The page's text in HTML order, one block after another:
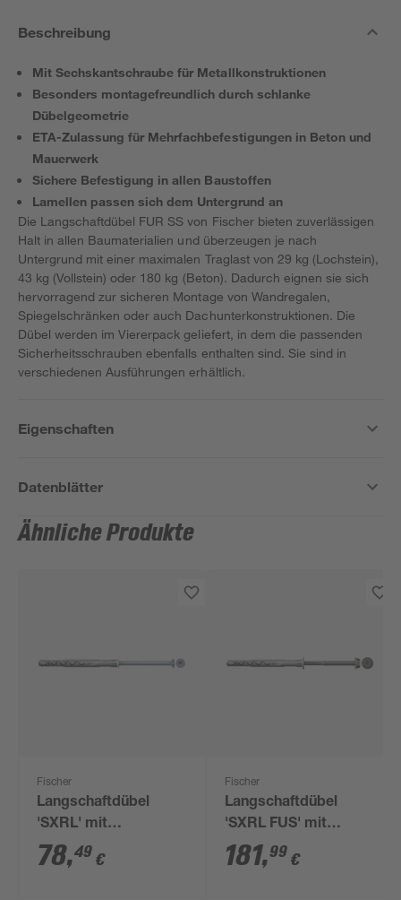
Beschreibung
Mit Sechskantschraube für Metallkonstruktionen
Besonders montagefreundlich durch schlanke
Dübelgeometrie
ETA-Zulassung für Mehrfachbefestigungen in Beton und
Mauerwerk
Sichere Befestigung in allen Baustoffen
Lamellen passen sich dem Untergrund an
Die Langschaftdübel FUR SS von Fischer bieten zuverlässigen
Halt in allen Baumaterialien und überzeugen je nach
Untergrund mit einer maximalen Traglast von 29 kg (Lochstein),
43 kg (Vollstein) oder 180 kg (Beton). Dadurch eignen sie sich
hervorragend zur sicheren Montage von Wandregalen,
Spiegelschränken oder auch Dachunterkonstruktionen. Die
Dübel werden im Viererpack geliefert, in dem die passenden
Sicherheitsschrauben ebenfalls enthalten sind. Sie sind in
verschiedenen Ausführungen erhältlich.
Eigenschaften
Datenblätter
Ähnliche Produkte
Fischer
Langschaftdübel
'SXRL' mit
Senkkopfschraube Ø
8 x 160 mm 50 Stück
78,49 €
Fischer
Langschaftdübel
'SXRL FUS' mit
Sechskantschraube
rostfreier Stahl Ø 10 x
181,99 €